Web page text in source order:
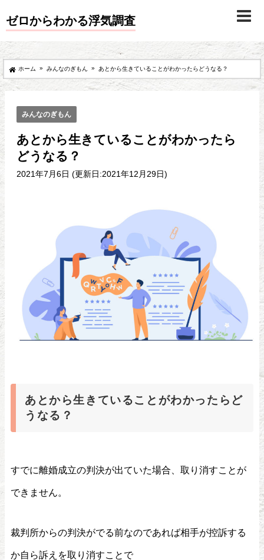
ゼロからわかる浮気調査
ホーム » みんなのぎもん » あとから生きていることがわかったらどうなる？
みんなのぎもん
あとから生きていることがわかったら
どうなる？
2021年7月6日 (更新日:2021年12月29日)
あとから生きていることがわかったらど
うなる？
すでに離婚成立の判決が出ていた場合、取り消すことが
できません。
裁判所からの判決がでる前なのであれば相手が控訴する
か自ら訴えを取り消すことで